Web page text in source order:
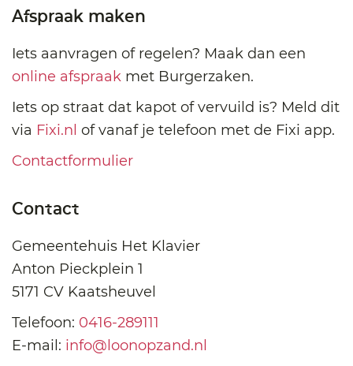
Afspraak maken
Iets aanvragen of regelen? Maak dan een
online afspraak met Burgerzaken.
Iets op straat dat kapot of vervuild is? Meld dit
via Fixi.nl of vanaf je telefoon met de Fixi app.
Contactformulier
Contact
Gemeentehuis Het Klavier
Anton Pieckplein 1
5171 CV Kaatsheuvel
Telefoon: 0416-289111
E-mail: info@loonopzand.nl